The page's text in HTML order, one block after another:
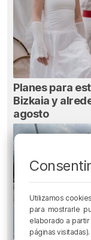
Planes para
Bizkaia y
agosto
Utilizamos
para mostrarle
elaborado a
páginas visitadas).